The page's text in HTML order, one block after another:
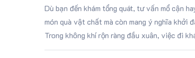
Dù bạn đến khám tổng quát, tư vấn mổ cận
món quà vật chất mà còn mang ý nghĩa khởi
Trong không khí rộn ràng đầu xuân, việc đi